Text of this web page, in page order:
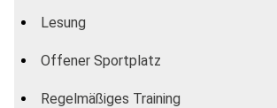
Lesung
Offener Sportplatz
Regelmäßiges Training